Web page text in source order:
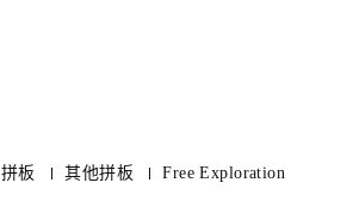
拼板 其他拼板 Free Exploration